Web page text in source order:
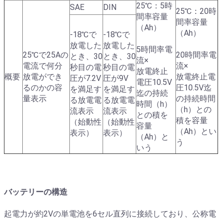
概要
25℃で25Aの
電流で何分
放電ができ
るのかの容
量表示
SAE DIN
25℃：5時
間率容量
（Ah）
5時間率電
流×
放電終止
電圧10.5V
迄の持続
時間（h）
との積を
容量
（Ah）と
いう
25℃：20時
間率容量
（Ah）
20時間率電
流×
放電終止電
圧10.5V迄
の持続時間
（h）との
積を容量
（Ah）とい
う
-18℃で
放電した
とき、30
秒目の電
圧が7.2V
を満足す
る放電電
流表示
（始動性
表示）
-18℃で
放電した
とき、30
秒目の電
圧が9V
を満足す
る放電電
流表示
（始動性
表示）
バッテリーの構造
起電力が約2Vの単電池を6セル直列に接続しており、公称電